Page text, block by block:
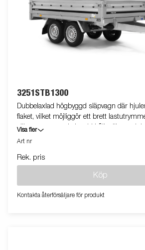
3251STB1300
Dubbelaxlad högbyggd släpvagn där
flaket, vilket möjliggör ett brett
släpvagnens totala bredd hålls till ett
uppfällbara fram- och bakpaneler. Vi
bilden kan vara extrautrustad.
Visa fler
Art nr
Rek. pris
Köp
Kontakta återförsäljare för produkt